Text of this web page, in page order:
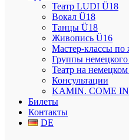
Театр LUDI Ü18
Вокал Ü18
Танцы Ü18
Живопись Ü16
Мастер-классы по
Группы
Театр на
Консультации
KAMIN. COME
Билеты
Контакты
DE
Приглашаем всех
28 июня
⚡️Голос, ритм и
25 июня
Рубрики